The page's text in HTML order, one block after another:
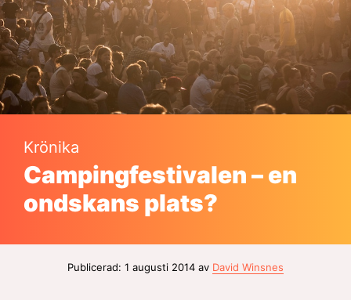
Krönika
Campingfestivalen – en
ondskans plats?
Publicerad: 1 augusti 2014 av David Winsnes